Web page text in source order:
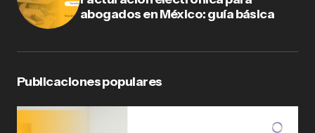
abogados en México: guía básica
Publicaciones populares